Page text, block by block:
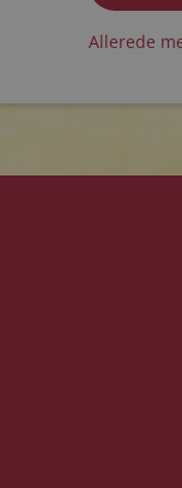
Allerede